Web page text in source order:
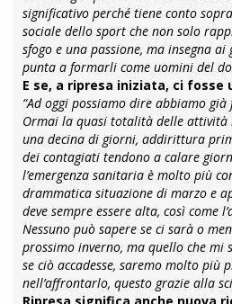
significativo perché tiene conto
sociale dello sport che non solo
sfogo e una passione, ma insegna
punta a formarli come uomini del
E se, a ripresa iniziata, ci fosse
“Ad oggi possiamo dire abbiamo
Ormai la quasi totalità delle
una decina di giorni, addirittura
dei contagiati tendono a calare
l’emergenza sanitaria è molto più
drammatica situazione di marzo e
deve sempre essere alta, così come
Nessuno può sapere se ci sarà o
prossimo inverno, ma quello che mi
se ciò accadesse, saremo molto più
nell’affrontarlo, questo grazie alla